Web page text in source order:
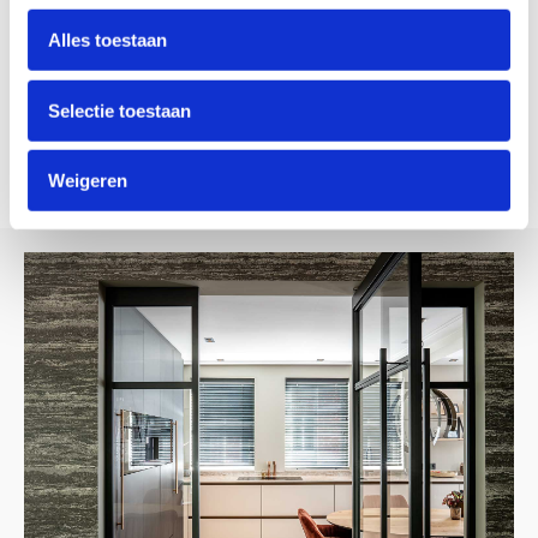
Alles toestaan
Selectie toestaan
Weigeren
3D animaties /fotorealistische beelden op groot
scherm
Eigen montage dienst
stucwerk
Strakke planning alles in eigen beheer